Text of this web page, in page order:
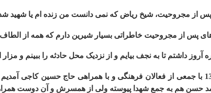
کرمان
کرمانشاه
کهگیلویه و بویراحمد
گلستان
از مجروحیت، شیخ ریاض که نمی دانست من زنده ام یا شهید
پس از مجروحیت خاطراتی بسیار شیرین دارم که همه از
آروز داشتم تا به نجف بیایم و از نزدیک محل حادثه را ببینم و
سال 1386 با جمعی از فعالان فرهنگی و با همراهی حاج حسین کاجی
حسن هم به جمع شهدا پیوسته ولی از همسرش و آن دوست